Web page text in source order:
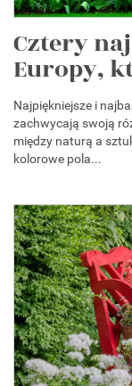
Cztery
Europy,
Najpiękniejsze i
zachwycają swoją
między naturą a
kolorowe pola...